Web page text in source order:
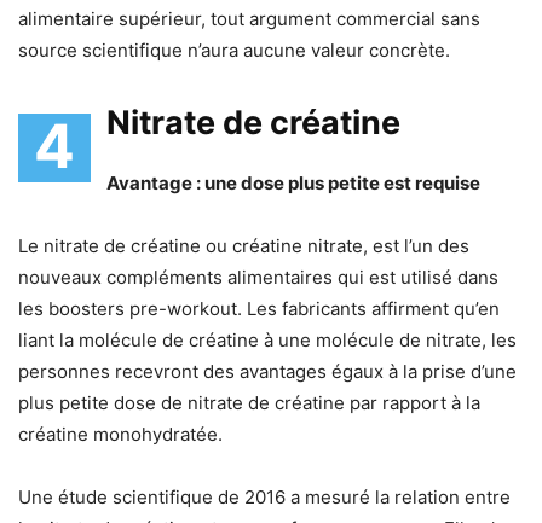
alimentaire supérieur, tout argument commercial sans
source scientifique n’aura aucune valeur concrète.
4 Nitrate de créatine
Avantage : une dose plus petite est requise
Le nitrate de créatine ou créatine nitrate, est l’un des
nouveaux compléments alimentaires qui est utilisé dans
les boosters pre-workout. Les fabricants affirment qu’en
liant la molécule de créatine à une molécule de nitrate, les
personnes recevront des avantages égaux à la prise d’une
plus petite dose de nitrate de créatine par rapport à la
créatine monohydratée.
Une étude scientifique de 2016 a mesuré la relation entre